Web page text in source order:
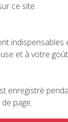
lancé pour
de
ce site.
et à votre
enregistré
page.